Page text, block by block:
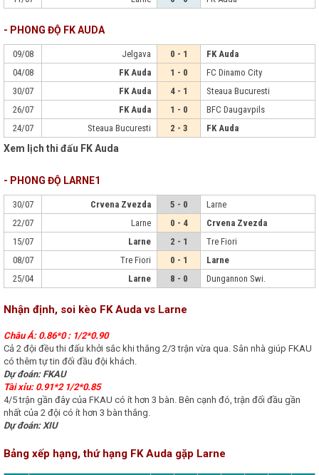
- PHONG ĐỘ FK AUDA
09/08 Jelgava 0 - 1
FK Auda
04/08
FK Auda 1 - 0
FC Dinamo City
30/07
FK Auda 4 - 1
Steaua Bucuresti
26/07
FK Auda 1 - 0
BFC Daugavpils
24/07
Steaua Bucuresti 2 - 3 FK Auda
Xem lịch thi đấu FK Auda
- PHONG ĐỘ LARNE1
30/07 Crvena Zvezda 5 - 0
Larne
22/07
Larne 0 - 4
Crvena Zvezda
15/07
Larne 2 - 1
Tre Fiori
08/07
Tre Fiori 0 - 1
Larne
25/04
Larne 8 - 0 Dungannon Swi.
Nhận định, soi kèo FK Auda vs Larne
Châu Á: 0.86*0 : 1/2*0.90
Cả 2 đội đều thi đấu khởi sắc khi thắng 2/3 trận vừa qua. Sân nhà giúp FKAU
có thêm tự tin đối đầu đội khách.
Dự đoán: FKAU
Tài xỉu: 0.91*2 1/2*0.85
4/5 trận gần đây của FKAU có ít hơn 3 bàn. Bên cạnh đó, trận đối đầu gần
nhất của 2 đội có ít hơn 3 bàn thắng.
Dự đoán: XIU
Bảng xếp hạng, thứ hạng FK Auda gặp Larne